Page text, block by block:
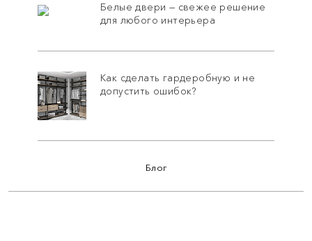
Белые двери — свежее решение
для любого интерьера
Как сделать гардеробную и не
допустить ошибок?
Блог